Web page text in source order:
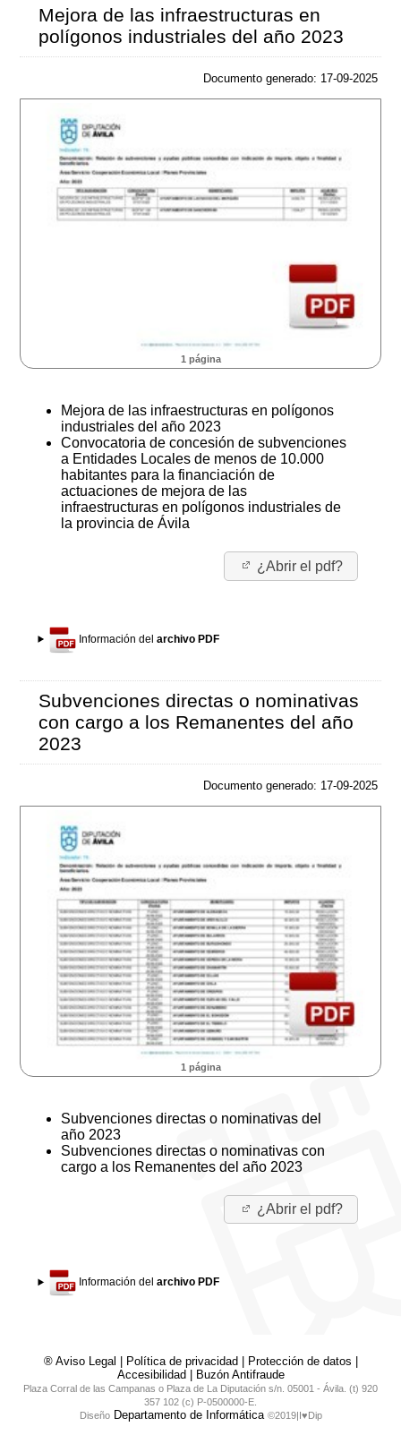
Mejora de las infraestructuras en
polígonos industriales del año 2023
Documento generado: 17-09-2025
1 página
Mejora de las infraestructuras en polígonos
industriales del año 2023
Convocatoria de concesión de subvenciones
a Entidades Locales de menos de 10.000
habitantes para la financiación de
actuaciones de mejora de las
infraestructuras en polígonos industriales de
la provincia de Ávila
¿Abrir el pdf?
Información delarchivo PDF
Subvenciones directas o nominativas
con cargo a los Remanentes del año
2023
Documento generado: 17-09-2025
1 página
Subvenciones directas o nominativas del
año 2023
Subvenciones directas o nominativas con
cargo a los Remanentes del año 2023
¿Abrir el pdf?
Información delarchivo PDF
® Aviso Legal Política de privacidad Protección de datos
Accesibilidad
Buzón Antifraude
Plaza Corral de las Campanas o Plaza de La Diputación s/n. 05001 - Ávila. (t) 920
357 102 (c) P-0500000-E.
DiseñoDepartamento de Informática ©2019|I♥Dip